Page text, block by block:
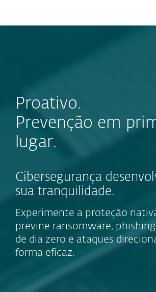
Proativo.
Prevenção em
lugar.
Cibersegurança
sua tranquilidade.
Experimente a proteção
previne ransomware,
de dia zero e ataques
forma eficaz.